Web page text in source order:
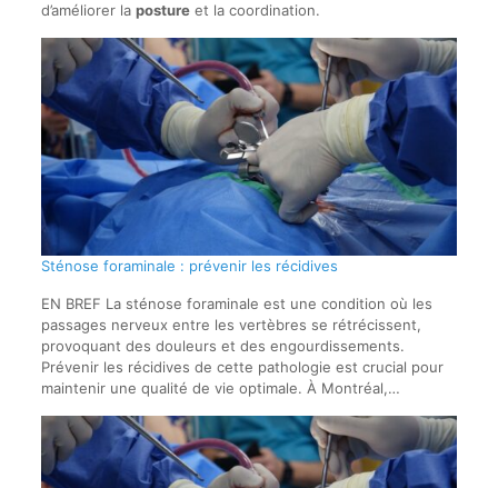
d’améliorer la postureet la coordination.
Sténose foraminale : prévenir les récidives
EN BREF La sténose foraminale est une condition où les
passages nerveux entre les vertèbres se rétrécissent,
provoquant des douleurs et des engourdissements.
Prévenir les récidives de cette pathologie est crucial pour
maintenir une qualité de vie optimale. À Montréal,…